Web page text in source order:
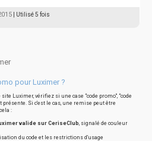
| Utilisé 5 fois
pour Luximer ?
Luximer, vérifiez si une case "code promo", "code
présente. Si c'est le cas, une remise peut être
:
valide sur CeriseClub, signalé de couleur
du code et les restrictions d'usage